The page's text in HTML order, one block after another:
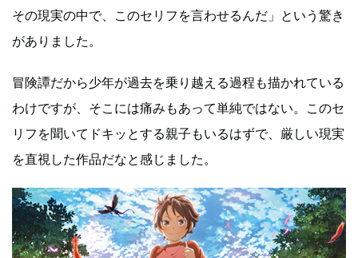
その現実の中で、このセリフを言わせるんだ」という驚き
がありました。
冒険譚だから少年が過去を乗り越える過程も描かれている
わけですが、そこには痛みもあって単純ではない。このセ
リフを聞いてドキッとする親子もいるはずで、厳しい現実
を直視した作品だなと感じました。